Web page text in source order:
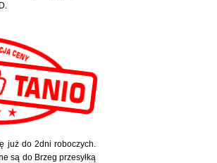
już do 2dni roboczych.
są do Brzeg przesyłką